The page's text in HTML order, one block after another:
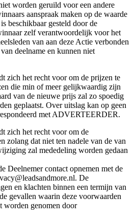
worden geruild voor een andere
aanspraak maken op de waarde
beschikbaar gesteld door de
zelf verantwoordelijk voor het
van aan deze Actie verbonden
deelname en kunnen niet
zich het recht voor om de prijzen te
die min of meer gelijkwaardig zijn
van de nieuwe prijs zal zo spoedig
geplaatst. Over uitslag kan op geen
met ADVERTEERDER.
zich het recht voor om de
zolang dat niet ten nadele van de van
zal mededeling worden gedaan
Deelnemer contact opnemen met de
De
en klachten binnen een termijn van
gevallen waarin deze voorwaarden
worden genomen door